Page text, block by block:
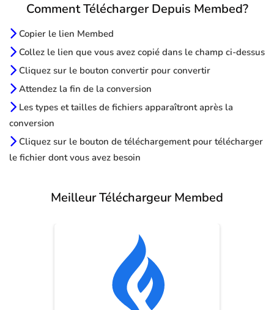
Comment Télécharger Depuis Membed?
Copier le lien Membed
Collez le lien que vous avez copié dans le champ ci-dessus
Cliquez sur le bouton convertir pour convertir
Attendez la fin de la conversion
Les types et tailles de fichiers apparaîtront après la
conversion
Cliquez sur le bouton de téléchargement pour télécharger
le fichier dont vous avez besoin
Meilleur Téléchargeur Membed